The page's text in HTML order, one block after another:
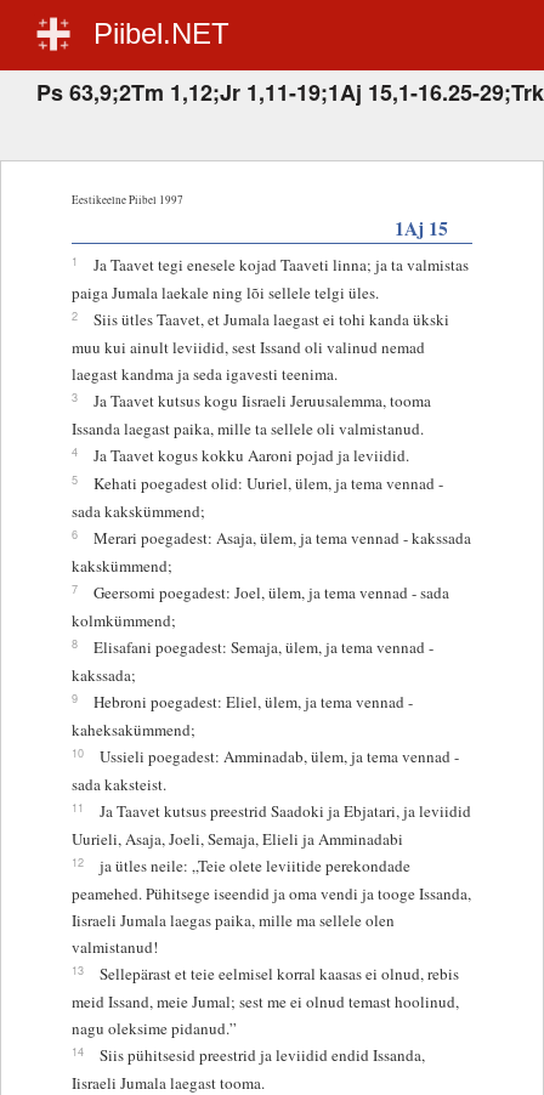
Piibel.NET
Ps 63,9;2Tm 1,12;Jr 1,11-19;1Aj 15,1-16.25-
Eestikeelne Piibel 1997
1Aj 15
1
Ja Taavet tegi enesele kojad Taaveti linna; ja ta valmistas
paiga Jumala laekale ning lõi sellele telgi üles.
2
Siis ütles Taavet, et Jumala laegast ei tohi kanda ükski
muu kui ainult leviidid, sest Issand oli valinud nemad
laegast kandma ja seda igavesti teenima.
3
Ja Taavet kutsus kogu Iisraeli Jeruusalemma, tooma
Issanda laegast paika, mille ta sellele oli valmistanud.
4 Ja Taavet kogus kokku Aaroni pojad ja leviidid.
5
Kehati poegadest olid: Uuriel, ülem, ja tema vennad -
sada kakskümmend;
6
Merari poegadest: Asaja, ülem, ja tema vennad - kakssada
kakskümmend;
7
Geersomi poegadest: Joel, ülem, ja tema vennad - sada
kolmkümmend;
8
Elisafani poegadest: Semaja, ülem, ja tema vennad -
kakssada;
9
Hebroni poegadest: Eliel, ülem, ja tema vennad -
kaheksakümmend;
10
Ussieli poegadest: Amminadab, ülem, ja tema vennad -
sada kaksteist.
11
Ja Taavet kutsus preestrid Saadoki ja Ebjatari, ja leviidid
Uurieli, Asaja, Joeli, Semaja, Elieli ja Amminadabi
12
ja ütles neile: „Teie olete leviitide perekondade
peamehed. Pühitsege iseendid ja oma vendi ja tooge Issanda,
Iisraeli Jumala laegas paika, mille ma sellele olen
valmistanud!
13
Sellepärast et teie eelmisel korral kaasas ei olnud, rebis
meid Issand, meie Jumal; sest me ei olnud temast hoolinud,
nagu oleksime pidanud.”
14
Siis pühitsesid preestrid ja leviidid endid Issanda,
Iisraeli Jumala laegast tooma.